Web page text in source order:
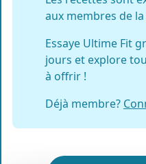
aux membres de
Essaye Ultime Fit
jours et explore
à offrir !
Déjà membre?